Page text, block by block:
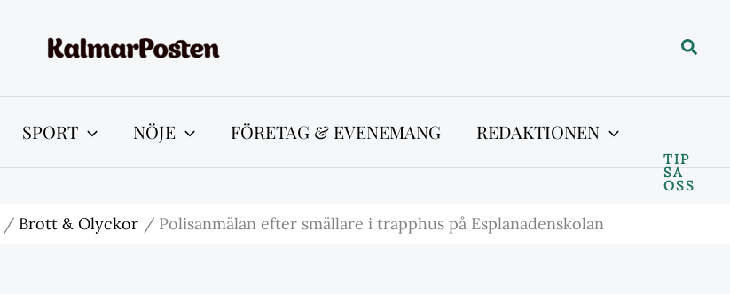
Sök
SPORT NÖJE FÖRETAG & EVENEMANG REDAKTIONEN
TIP
SA
OSS
Brott & Olyckor Polisanmälan efter smällare i trapphus på Esplanadenskolan